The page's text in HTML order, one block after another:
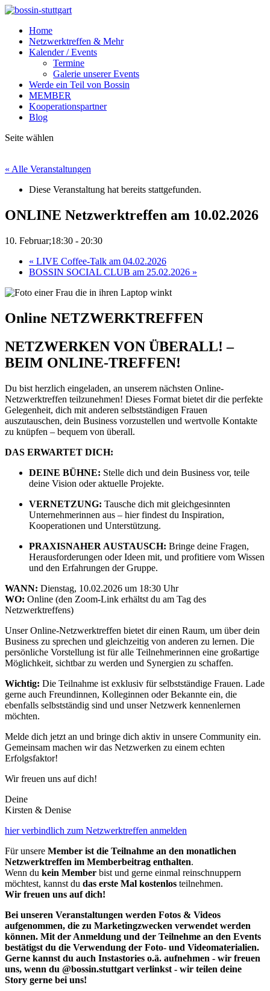
Home
Netzwerktreffen & Mehr
Kalender / Events
Termine
Galerie unserer Events
Werde ein Teil von Bossin
MEMBER
Kooperationspartner
Blog
Seite wählen
« Alle Veranstaltungen
Diese Veranstaltung hat bereits stattgefunden.
ONLINE Netzwerktreffen am 10.02.2026
10. Februar;18:30 - 20:30
« LIVE Coffee-Talk am 04.02.2026
BOSSIN SOCIAL CLUB am 25.02.2026 »
Online NETZWERK­TREFFEN
NETZWERKEN VON ÜBERALL! –
BEIM ONLINE-TREFFEN!
Du bist herzlich eingeladen, an unserem nächsten Online-
Netzwerktreffen teilzunehmen! Dieses Format bietet dir die perfekte
Gelegenheit, dich mit anderen selbstständigen Frauen
auszutauschen, dein Business vorzustellen und wertvolle Kontakte
zu knüpfen – bequem von überall.
DAS ERWARTET DICH:
DEINE BÜHNE: Stelle dich und dein Business vor, teile
deine Vision oder aktuelle Projekte.
VERNETZUNG: Tausche dich mit gleichgesinnten
Unternehmerinnen aus – hier findest du Inspiration,
Kooperationen und Unterstützung.
PRAXISNAHER AUSTAUSCH: Bringe deine Fragen,
Herausforderungen oder Ideen mit, und profitiere vom Wissen
und den Erfahrungen der Gruppe.
WANN: Dienstag, 10.02.2026 um 18:30 Uhr
WO: Online (den Zoom-Link erhältst du am Tag des
Netzwerktreffens)
Unser Online-Netzwerktreffen bietet dir einen Raum, um über dein
Business zu sprechen und gleichzeitig von anderen zu lernen. Die
persönliche Vorstellung ist für alle Teilnehmerinnen eine großartige
Möglichkeit, sichtbar zu werden und Synergien zu schaffen.
Wichtig: Die Teilnahme ist exklusiv für selbstständige Frauen. Lade
gerne auch Freundinnen, Kolleginnen oder Bekannte ein, die
ebenfalls selbstständig sind und unser Netzwerk kennenlernen
möchten.
Melde dich jetzt an und bringe dich aktiv in unsere Community ein.
Gemeinsam machen wir das Netzwerken zu einem echten
Erfolgsfaktor!
Wir freuen uns auf dich!
Deine
Kirsten & Denise
hier verbindlich zum Netzwerktreffen anmelden
Für unsere Member ist die Teilnahme an den monatlichen
Netzwerktreffen im Memberbeitrag enthalten.
Wenn du kein Member bist und gerne einmal reinschnuppern
möchtest, kannst du das erste Mal kostenlos teilnehmen.
Wir freuen uns auf dich!
Bei unseren Veranstaltungen werden Fotos & Videos
aufgenommen, die zu Marketingzwecken verwendet werden
können. Mit der Anmeldung und der Teilnehme an den Events
bestätigst du die Verwendung der Foto- und Videomaterialien.
Gerne kannst du auch Instastories o.ä. aufnehmen - wir freuen
uns, wenn du @bossin.stuttgart verlinkst - wir teilen deine
Story gerne bei uns!